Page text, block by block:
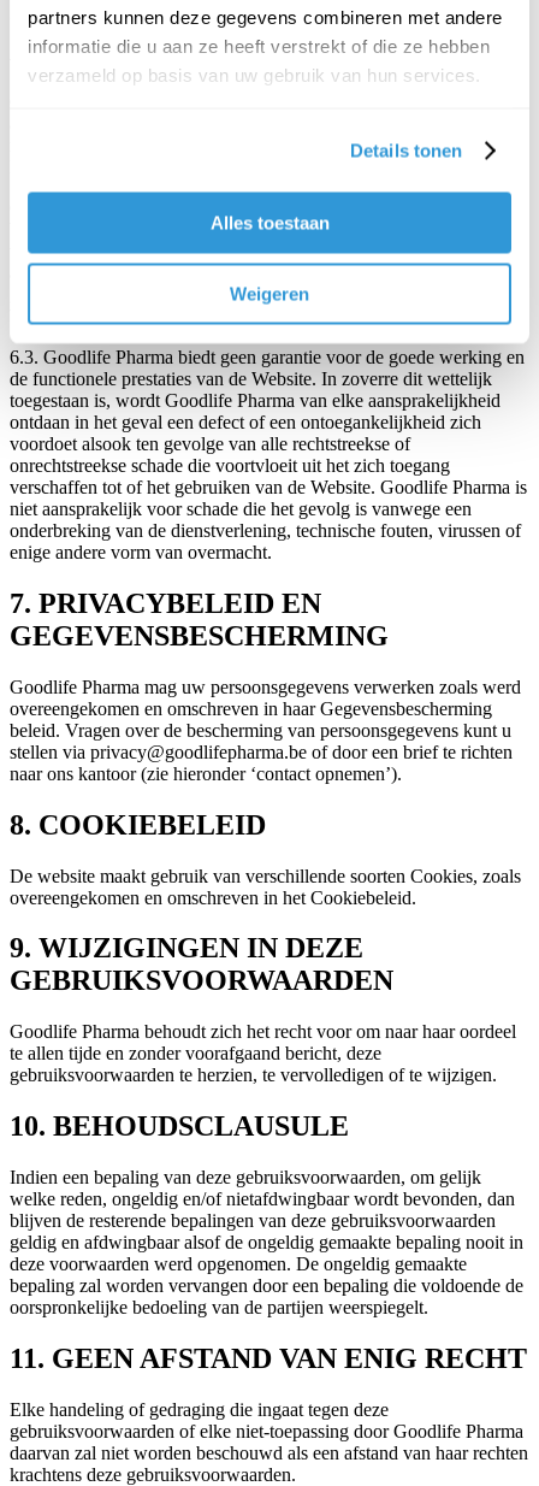
partners kunnen deze gegevens combineren met andere
informatie die u aan ze heeft verstrekt of die ze hebben
verzameld op basis van uw gebruik van hun services.
Details tonen
Alles toestaan
Weigeren
6. UITSLUITING EN BEPERKING VAN
AANSPRAKELIJKHEID
rechtstreeks of onrechtstreeks gebruiken van de Website door de
Website gebeurt op eigen risico van de Bezoeker. In zoverre dit
wettelijk is toegestaan, wordt Goodlife Pharma van elke
aansprakelijkheid ontdaan die het gevolg zou zijn van beslissingen
gemaakt op basis van de informatie die werd bekomen van of via de
Website.
6.3. Goodlife Pharma biedt geen garantie voor de goede werking en
de functionele prestaties van de Website. In zoverre dit wettelijk
toegestaan is, wordt Goodlife Pharma van elke aansprakelijkheid
ontdaan in het geval een defect of een ontoegankelijkheid zich
voordoet alsook ten gevolge van alle rechtstreekse of
onrechtstreekse schade die voortvloeit uit het zich toegang
verschaffen tot of het gebruiken van de Website. Goodlife Pharma is
niet aansprakelijk voor schade die het gevolg is vanwege een
onderbreking van de dienstverlening, technische fouten, virussen of
enige andere vorm van overmacht.
7. PRIVACYBELEID EN
GEGEVENSBESCHERMING
Goodlife Pharma mag uw persoonsgegevens verwerken zoals werd
overeengekomen en omschreven in haar Gegevensbescherming
beleid. Vragen over de bescherming van persoonsgegevens kunt u
stellen via privacy@goodlifepharma.be of door een brief te richten
naar ons kantoor (zie hieronder ‘contact opnemen’).
8. COOKIEBELEID
De website maakt gebruik van verschillende soorten Cookies, zoals
overeengekomen en omschreven in het Cookiebeleid.
9. WIJZIGINGEN IN DEZE
GEBRUIKSVOORWAARDEN
Goodlife Pharma behoudt zich het recht voor om naar haar oordeel
te allen tijde en zonder voorafgaand bericht, deze
gebruiksvoorwaarden te herzien, te vervolledigen of te wijzigen.
10. BEHOUDSCLAUSULE
Indien een bepaling van deze gebruiksvoorwaarden, om gelijk
welke reden, ongeldig en/of nietafdwingbaar wordt bevonden, dan
blijven de resterende bepalingen van deze gebruiksvoorwaarden
geldig en afdwingbaar alsof de ongeldig gemaakte bepaling nooit in
deze voorwaarden werd opgenomen. De ongeldig gemaakte
bepaling zal worden vervangen door een bepaling die voldoende de
oorspronkelijke bedoeling van de partijen weerspiegelt.
11. GEEN AFSTAND VAN ENIG RECHT
Elke handeling of gedraging die ingaat tegen deze
gebruiksvoorwaarden of elke niet-toepassing door Goodlife Pharma
daarvan zal niet worden beschouwd als een afstand van haar rechten
krachtens deze gebruiksvoorwaarden.